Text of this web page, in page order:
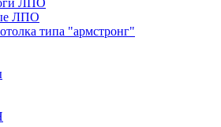
ЛПО
ЛПО
типа "армстронг"